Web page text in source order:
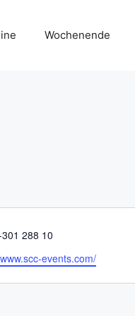
Wochenende
288 10
events.com/